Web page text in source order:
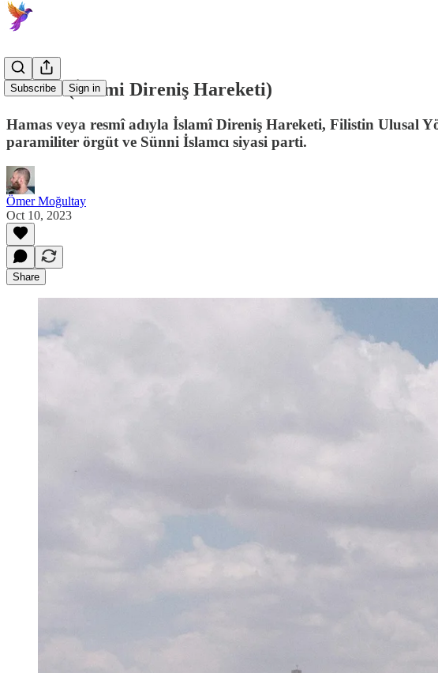
Subscribe Sign in
Hamas (İslami Direniş Hareketi)
Hamas veya resmî adıyla İslamî Direniş Hareketi, Filistin Ulusal
paramiliter örgüt ve Sünni İslamcı siyasi parti.
Ömer Moğultay
Oct 10, 2023
Share